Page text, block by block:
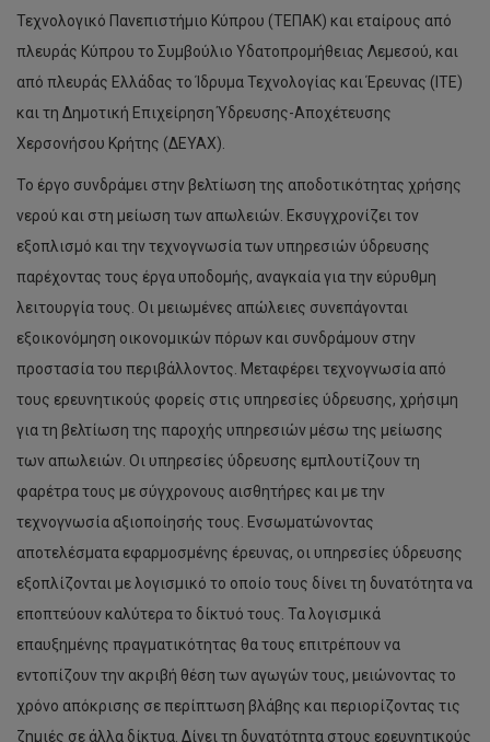
Τεχνολογικό Πανεπιστήμιο Κύπρου (ΤΕΠΑΚ) και εταίρους από
πλευράς Κύπρου το Συμβούλιο Υδατοπρομήθειας Λεμεσού, και
από πλευράς Ελλάδας το Ίδρυμα Τεχνολογίας και Έρευνας (ΙΤΕ)
και τη Δημοτική Επιχείρηση Ύδρευσης-Αποχέτευσης
Χερσονήσου Κρήτης (ΔΕΥΑΧ).
Το έργο συνδράμει στην βελτίωση της αποδοτικότητας χρήσης
νερού και στη μείωση των απωλειών. Εκσυγχρονίζει τον
εξοπλισμό και την τεχνογνωσία των υπηρεσιών ύδρευσης
παρέχοντας τους έργα υποδομής, αναγκαία για την εύρυθμη
λειτουργία τους. Οι μειωμένες απώλειες συνεπάγονται
εξοικονόμηση οικονομικών πόρων και συνδράμουν στην
προστασία του περιβάλλοντος. Μεταφέρει τεχνογνωσία από
τους ερευνητικούς φορείς στις υπηρεσίες ύδρευσης, χρήσιμη
για τη βελτίωση της παροχής υπηρεσιών μέσω της μείωσης
των απωλειών. Οι υπηρεσίες ύδρευσης εμπλουτίζουν τη
φαρέτρα τους με σύγχρονους αισθητήρες και με την
τεχνογνωσία αξιοποίησής τους. Ενσωματώνοντας
αποτελέσματα εφαρμοσμένης έρευνας, οι υπηρεσίες ύδρευσης
εξοπλίζονται με λογισμικό το οποίο τους δίνει τη δυνατότητα να
εποπτεύουν καλύτερα το δίκτυό τους. Τα λογισμικά
επαυξημένης πραγματικότητας θα τους επιτρέπουν να
εντοπίζουν την ακριβή θέση των αγωγών τους, μειώνοντας το
χρόνο απόκρισης σε περίπτωση βλάβης και περιορίζοντας τις
ζημιές σε άλλα δίκτυα. Δίνει τη δυνατότητα στους ερευνητικούς